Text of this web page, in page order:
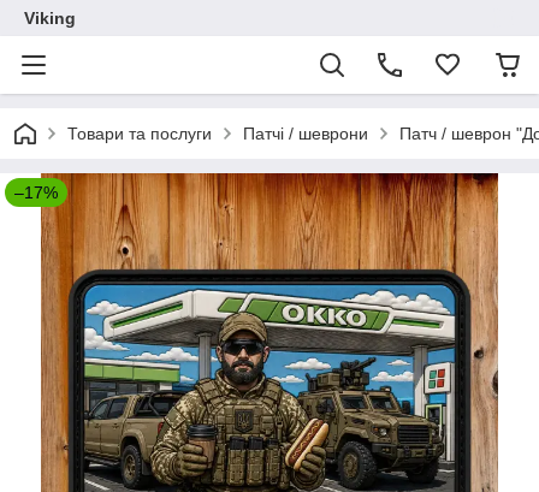
Viking
Товари та послуги Патчі / шеврони Патч / шеврон
–17%